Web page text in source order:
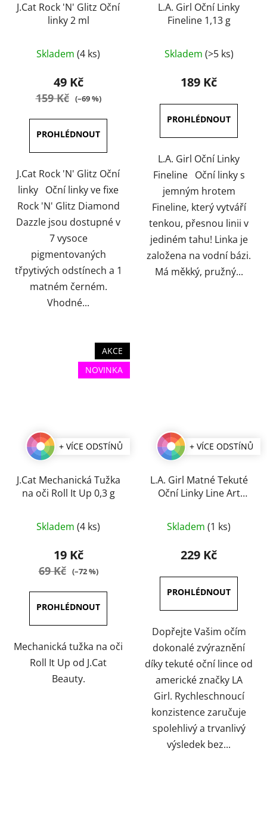
J.Cat Rock 'N' Glitz Oční
linky 2 ml
hodnocení
produktu
je
5
hvězdiček.
Skladem (4 ks)
49 Kč
159 Kč (–69 %)
J.Cat Rock 'N' Glitz Oční
linky Oční linky ve fixe
Rock 'N' Glitz Diamond
Dazzle jsou dostupné v
7 vysoce
pigmentovaných
třpytivých odstínech a 1
matném černém.
Vhodné...
L.A. Girl Oční Linky
Fineline 1,13 g
hodnocení
produktu
5,0
z
5
hvězdiček.
Skladem (>5 ks)
189 Kč
L.A. Girl Oční Linky
Fineline Oční linky s
jemným hrotem
Fineline, který vytváří
tenkou, přesnou linii v
jediném tahu! Linka je
založena na vodní bázi.
Má měkký, pružný...
AKCE
NOVINKA
+ VÍCE ODSTÍNŮ
J.Cat Mechanická Tužka
na oči Roll It Up 0,3 g
hodnocení
produktu
5
hvězdiček.
Skladem (4 ks)
19 Kč
69 Kč (–72 %)
Mechanická tužka na oči
Roll It Up od J.Cat
Beauty.
+ VÍCE ODSTÍNŮ
L.A. Girl Matné Tekuté
Oční Linky Line Art
hodnocení
produktu
5,0
z
5
hvězdiček.
Skladem (1 ks)
229 Kč
Dopřejte Vašim očím
dokonalé zvýraznění
díky tekuté oční lince od
americké značky LA
Girl. Rychleschnoucí
konzistence zaručuje
spolehlivý a trvanlivý
výsledek bez...